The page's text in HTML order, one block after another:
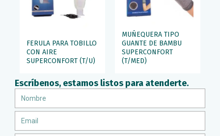
Escríbenos, estamos listos para atenderte.
FERULA PARA TOBILLO
CON AIRE
SUPERCONFORT (T/U)
MUÑEQUERA TIPO
GUANTE DE BAMBU
SUPERCONFORT
(T/MED)